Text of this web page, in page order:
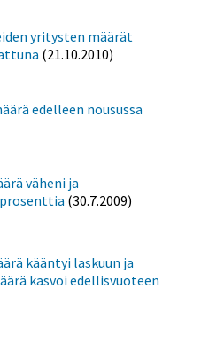
yritysten määrät
(21.10.2010)
edelleen nousussa
väheni ja
(30.7.2009)
kääntyi laskuun ja
kasvoi edellisvuoteen